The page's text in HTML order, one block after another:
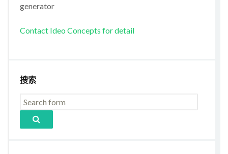
generator
Contact Ideo Concepts for detail
搜索